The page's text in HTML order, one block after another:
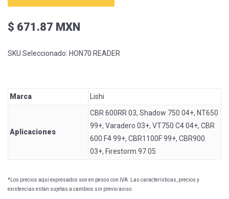
$ 671.87 MXN
SKU Seleccionado: HON70 READER
Marca Lishi
Aplicaciones
CBR 600RR 03, Shadow 750 04+, NT650
99+, Varadero 03+, VT750 C4 04+, CBR
600 F4 99+, CBR1100F 99+, CBR900
03+, Firestorm 97 05
*Los precios aquí expresados son en pesos con IVA. Las características, precios y
existencias están sujetas a cambios sin previo aviso.